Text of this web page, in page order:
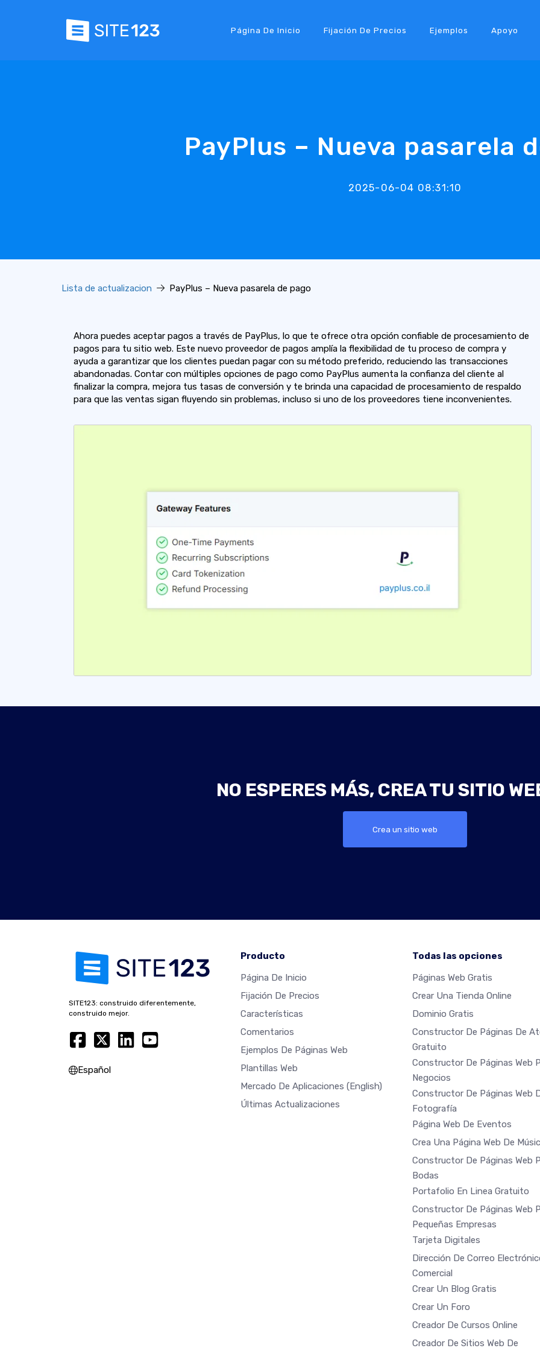
Página De Inicio Fijación De Precios Ejemplos Apoyo
PayPlus – Nueva pasarela
2025-06-04 08:31:10
Lista de actualizacion PayPlus – Nueva pasarela de pago
Ahora puedes aceptar pagos a través de PayPlus, lo que te ofrece otra opción confiable de procesamiento de
pagos para tu sitio web. Este nuevo proveedor de pagos amplía la flexibilidad de tu proceso de compra y
ayuda a garantizar que los clientes puedan pagar con su método preferido, reduciendo las transacciones
abandonadas. Contar con múltiples opciones de pago como PayPlus aumenta la confianza del cliente al
finalizar la compra, mejora tus tasas de conversión y te brinda una capacidad de procesamiento de respaldo
para que las ventas sigan fluyendo sin problemas, incluso si uno de los proveedores tiene inconvenientes.
NO ESPERES MÁS, CREA TU SITIO
Crea un sitio web
SITE123: construido diferentemente,
construido mejor.
Español
Producto
Página De Inicio
Fijación De Precios
Características
Comentarios
Ejemplos De Páginas Web
Plantillas Web
Mercado De Aplicaciones (English)
Últimas Actualizaciones
Todas las opciones
Páginas Web Gratis
Crear Una Tienda Online
Dominio Gratis
Constructor De Páginas De
Gratuito
Constructor De Páginas Web
Negocios
Constructor De Páginas Web
Fotografía
Página Web De Eventos
Crea Una Página Web De
Constructor De Páginas Web
Bodas
Portafolio En Linea Gratuito
Constructor De Páginas Web
Pequeñas Empresas
Tarjeta Digitales
Dirección De Correo
Comercial
Crear Un Blog Gratis
Crear Un Foro
Creador De Cursos Online
Creador De Sitios Web De